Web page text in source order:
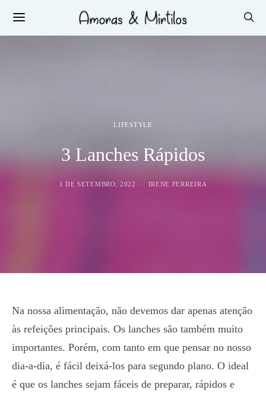
LIFESTYLE
3 Lanches Rápidos
1 DE SETEMBRO, 2022 IRENE FERREIRA
Na nossa alimentação, não devemos dar apenas atenção
às refeições principais. Os lanches são também muito
importantes. Porém, com tanto em que pensar no nosso
dia-a-dia, é fácil deixá-los para segundo plano. O ideal
é que os lanches sejam fáceis de preparar, rápidos e